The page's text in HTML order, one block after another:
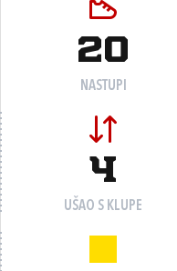
20
NASTUPI
4
UŠAO S KLUPE